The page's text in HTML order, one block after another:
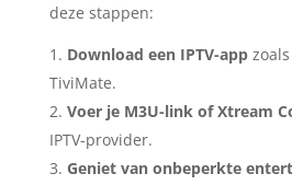
deze stappen:
Download een IPTV-appzoals
TiviMate.
Voer je M3U-link of Xtream
IPTV-provider.
Geniet van onbeperkte